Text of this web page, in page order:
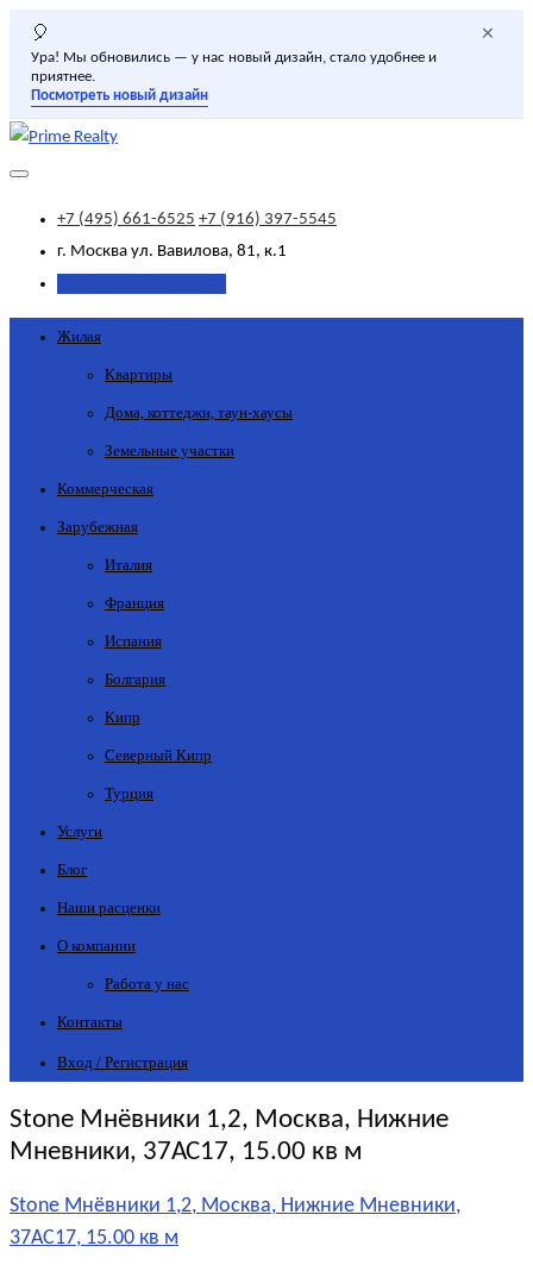
🎈
Ура! Мы обновились — у нас новый дизайн, стало удобнее и
приятнее.
Посмотреть новый дизайн
×
+7 (495) 661-6525 +7 (916) 397-5545
г. Москва ул. Вавилова, 81, к.1
Жилая
Квартиры
Дома, коттеджи, таун-хаусы
Земельные участки
Коммерческая
Зарубежная
Италия
Франция
Испания
Болгария
Кипр
Северный Кипр
Турция
Услуги
Блог
Наши расценки
О компании
Работа у нас
Контакты
Вход / Регистрация
Stone Мнёвники 1,2, Москва, Нижние
Мневники, 37АС17, 15.00 кв м
Stone Мнёвники 1,2, Москва, Нижние Мневники,
37АС17, 15.00 кв м